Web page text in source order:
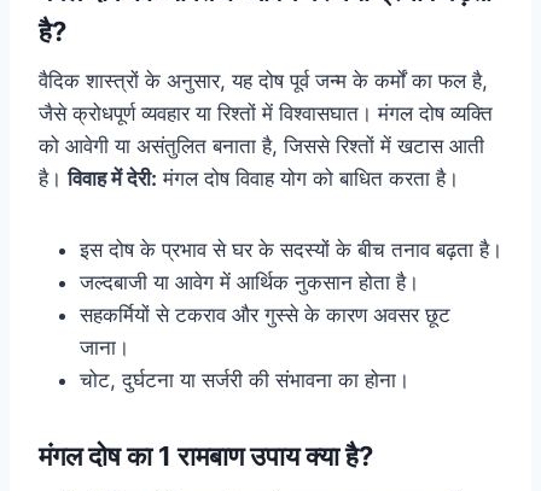
है?
वैदिक शास्त्रों के अनुसार, यह दोष पूर्व जन्म के कर्मों का फल है,
जैसे क्रोधपूर्ण व्यवहार या रिश्तों में विश्वासघात। मंगल दोष व्यक्ति
को आवेगी या असंतुलित बनाता है, जिससे रिश्तों में खटास आती
है।विवाह में देरी: मंगल दोष विवाह योग को बाधित करता है।
इस दोष के प्रभाव से घर के सदस्यों के बीच तनाव बढ़ता है।
जल्दबाजी या आवेग में आर्थिक नुकसान होता है।
सहकर्मियों से टकराव और गुस्से के कारण अवसर छूट
जाना।
चोट, दुर्घटना या सर्जरी की संभावना का होना।
मंगल दोष का 1 रामबाण उपाय क्या है?